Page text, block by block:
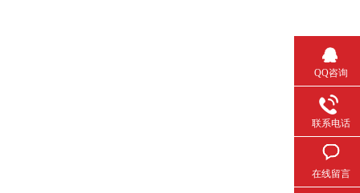
QQ咨询
联系电话
在线留言